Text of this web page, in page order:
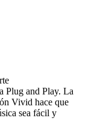
Plug and Play. La
Vivid hace que
sea fácil y